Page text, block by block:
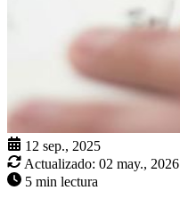
12 sep., 2025
Actualizado: 02 may., 2026
5 min lectura